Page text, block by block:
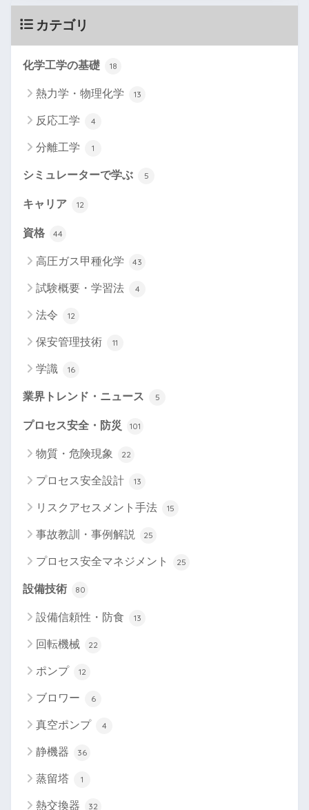
カテゴリ
化学工学の基礎 18
熱力学・物理化学 13
反応工学 4
分離工学 1
シミュレーターで学ぶ 5
キャリア 12
資格 44
高圧ガス甲種化学 43
試験概要・学習法 4
法令 12
保安管理技術 11
学識 16
業界トレンド・ニュース 5
プロセス安全・防災 101
物質・危険現象 22
プロセス安全設計 13
リスクアセスメント手法 15
事故教訓・事例解説 25
プロセス安全マネジメント 25
設備技術 80
設備信頼性・防食 13
回転機械 22
ポンプ 12
ブロワー 6
真空ポンプ 4
静機器 36
蒸留塔 1
熱交換器 32